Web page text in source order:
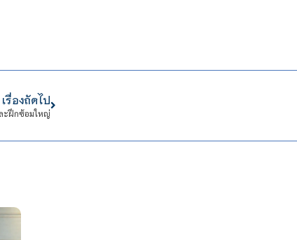
เรื่องถัดไป
ะฝึกซ้อมใหญ่